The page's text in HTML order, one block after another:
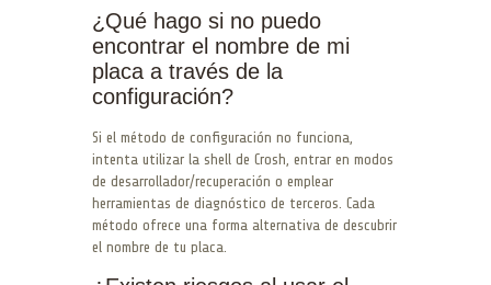
¿Qué hago si no puedo
encontrar el nombre de mi
placa a través de la
configuración?
Si el método de configuración no funciona,
intenta utilizar la shell de Crosh, entrar en modos
de desarrollador/recuperación o emplear
herramientas de diagnóstico de terceros. Cada
método ofrece una forma alternativa de descubrir
el nombre de tu placa.